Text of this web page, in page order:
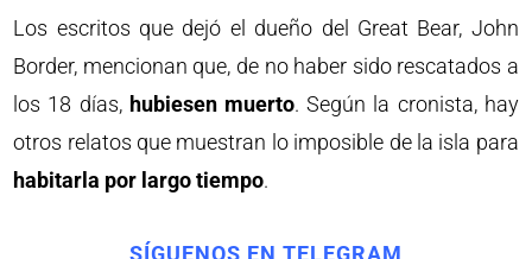
Los escritos que dejó el dueño del Great Bear, John
Border, mencionan que, de no haber sido rescatados a
los 18 días, hubiesen muerto. Según la cronista, hay
otros relatos que muestran lo imposible de la isla para
habitarla por largo tiempo.
SÍGUENOS EN TELEGRAM